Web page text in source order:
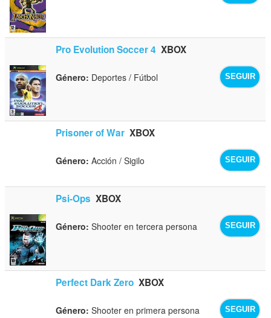
Pro Evolution Soccer 4 XBOX
SEGUIR
Género: Deportes / Fútbol
Prisoner of War XBOX
SEGUIR
Género: Acción / Sigilo
Psi-Ops XBOX
SEGUIR
Género: Shooter en tercera persona
Perfect Dark Zero XBOX
SEGUIR
Género: Shooter en primera persona